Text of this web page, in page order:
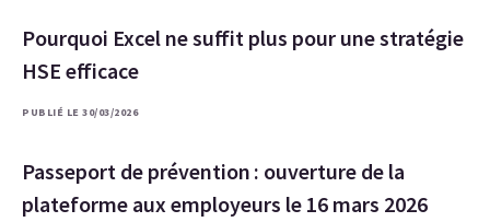
Pourquoi Excel ne suffit plus pour une stratégie
HSE efficace
PUBLIÉ LE 30/03/2026
Passeport de prévention : ouverture de la
plateforme aux employeurs le 16 mars 2026